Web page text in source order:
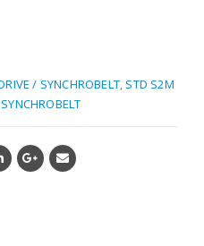
/ SYNCHROBELT STD S2M
SYNCHROBELT